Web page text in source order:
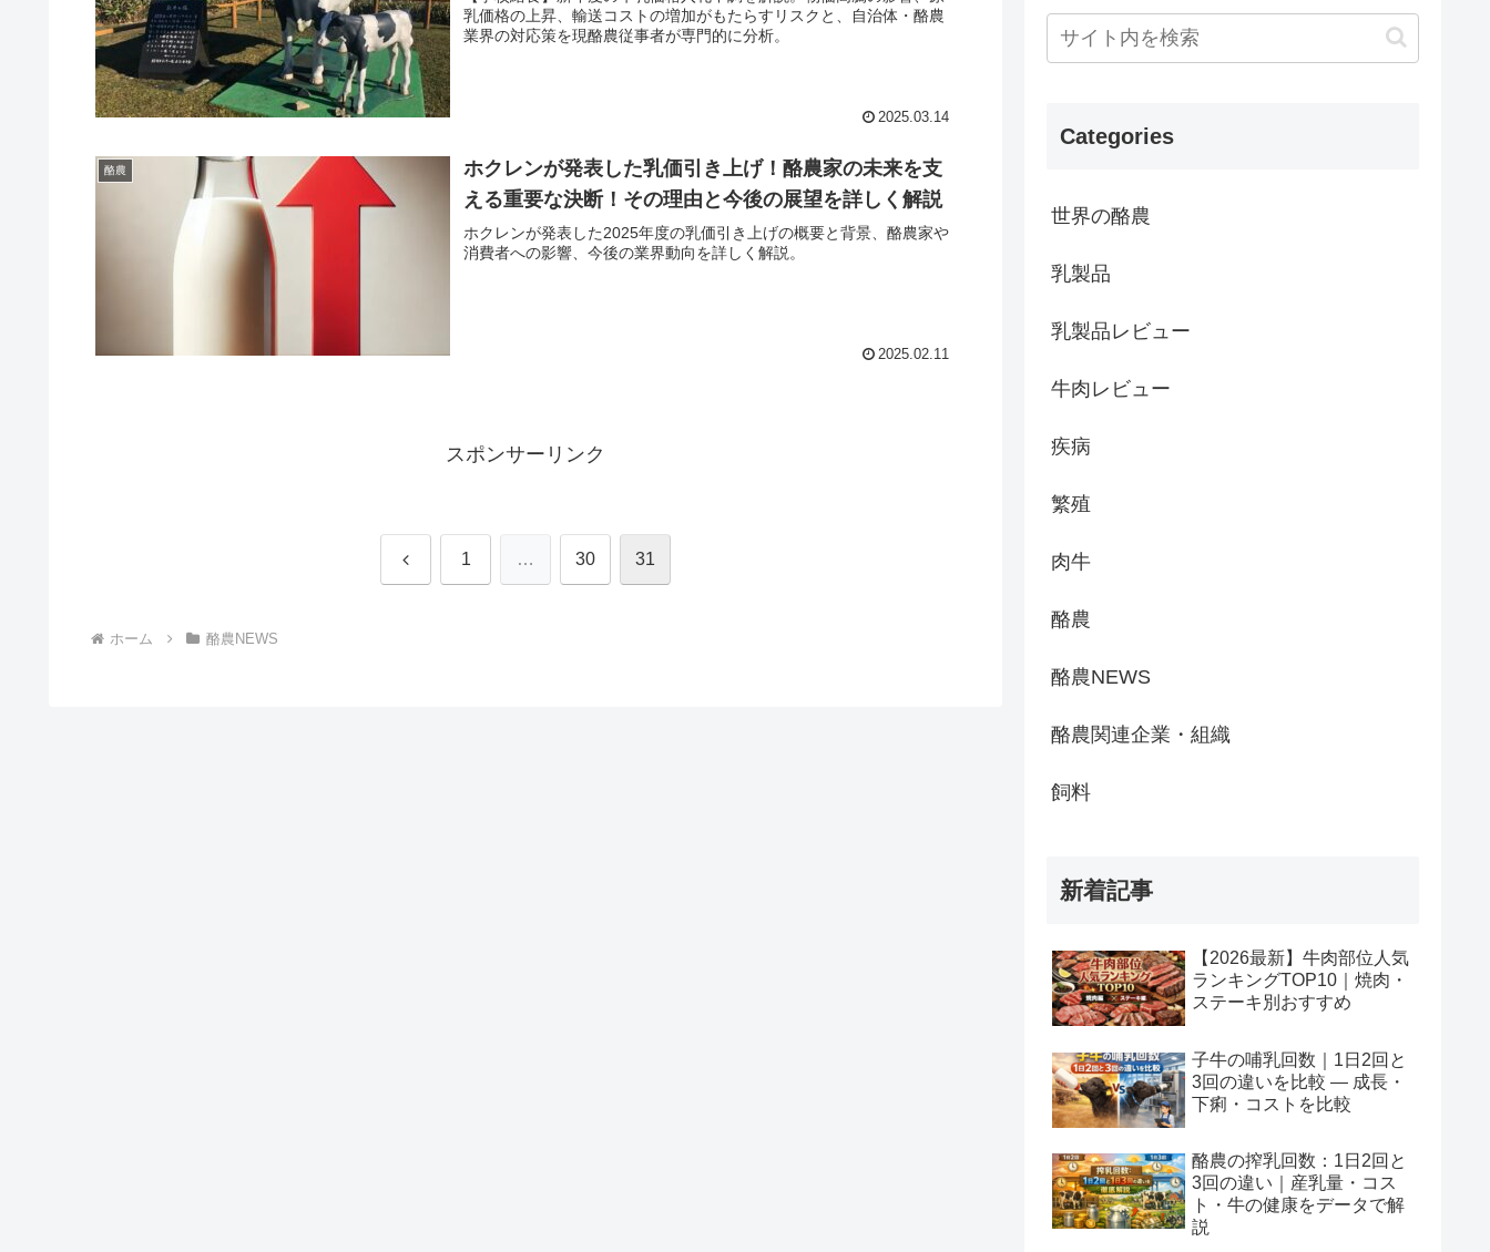
乳価格の上昇、輸送コストの増加がもたらすリスクと、自治体・酪農
業界の対応策を現酪農従事者が専門的に分析。
2025.03.14
酪農
ホクレンが発表した乳価引き上げ！酪農家の未来を支
える重要な決断！その理由と今後の展望を詳しく解説
ホクレンが発表した2025年度の乳価引き上げの概要と背景、酪農家や
消費者への影響、今後の業界動向を詳しく解説。
2025.02.11
スポンサーリンク
前 1 … 30 31
ホーム 酪農NEWS
Categories
世界の酪農
乳製品
乳製品レビュー
牛肉レビュー
疾病
繁殖
肉牛
酪農
酪農NEWS
酪農関連企業・組織
飼料
新着記事
【2026最新】牛肉部位人気
ランキングTOP10｜焼肉・
ステーキ別おすすめ
子牛の哺乳回数｜1日2回と
3回の違いを比較 — 成長・
下痢・コストを比較
酪農の搾乳回数：1日2回と
3回の違い｜産乳量・コス
ト・牛の健康をデータで解
説